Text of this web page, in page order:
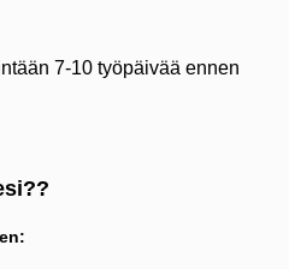
7-10 työpäivää ennen